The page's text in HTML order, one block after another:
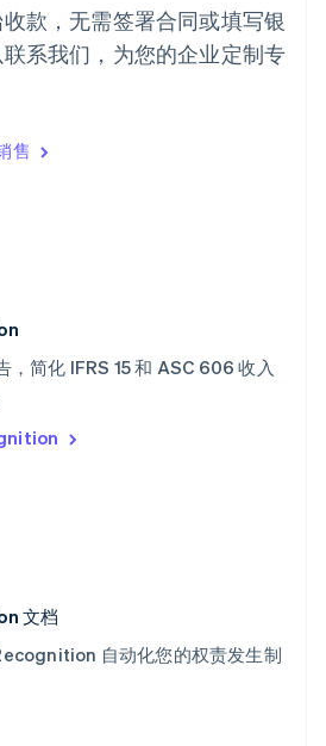
款，无需签署合同或填写银
系我们，为您的企业定制专
售
，简化 IFRS 15 和 ASC 606 收入
文档
自动化您的权责发生制